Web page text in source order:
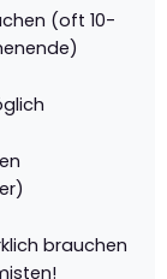
(oft 10-
brauchen